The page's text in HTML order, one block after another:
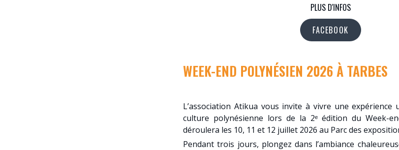
PLUS D'INFOS
FACEBOOK
WEEK-END POLYNÉSIEN 2026 À TARBES
L’association Atikua vous invite à vivre une
culture polynésienne lors de la 2ᵉ édition du Week-
déroulera les 10, 11 et 12 juillet 2026 au Parc des
Pendant trois jours, plongez dans l’ambiance